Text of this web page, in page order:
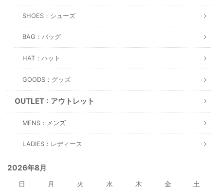
SHOES：シューズ
BAG：バッグ
HAT：ハット
GOODS：グッズ
OUTLET : アウトレット
MENS：メンズ
LADIES：レディース
2026年8月
日 月 火 水 木 金
土